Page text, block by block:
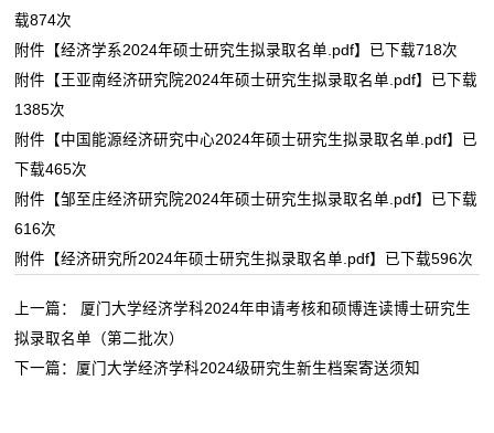
载874次
附件【经济学系2024年硕士研究生拟录取名单.pdf】已下载718次
附件【王亚南经济研究院2024年硕士研究生拟录取名单.pdf】已下载
1385次
附件【中国能源经济研究中心2024年硕士研究生拟录取名单.pdf】已
下载465次
附件【邹至庄经济研究院2024年硕士研究生拟录取名单.pdf】已下载
616次
附件【经济研究所2024年硕士研究生拟录取名单.pdf】已下载596次
上一篇： 厦门大学经济学科2024年申请考核和硕博连读博士研究生
拟录取名单（第二批次）
下一篇： 厦门大学经济学科2024级研究生新生档案寄送须知